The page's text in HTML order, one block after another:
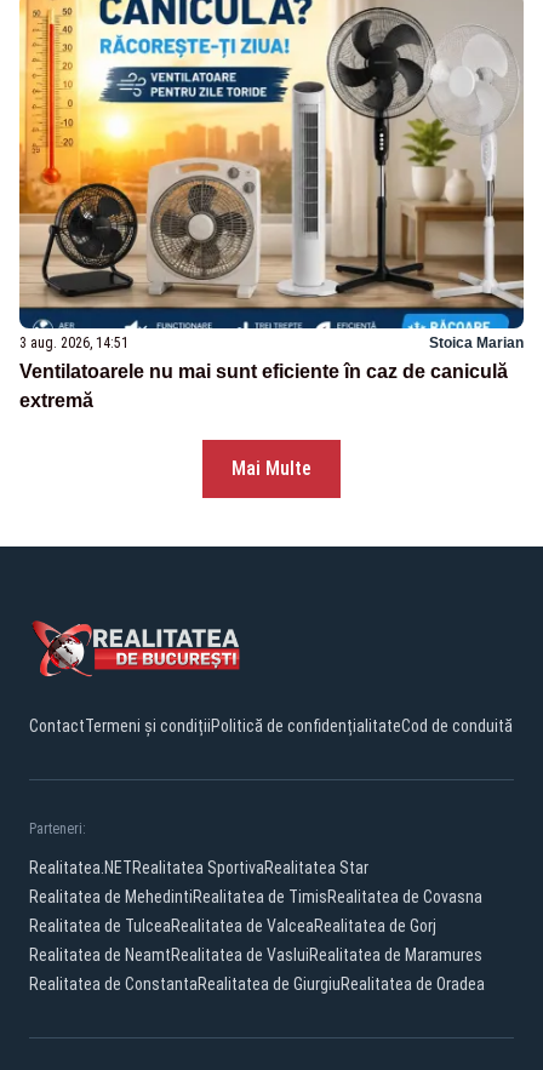
3 aug. 2026, 14:51 Stoica Marian
Ventilatoarele nu mai sunt eficiente în caz de caniculă
extremă
Mai Multe
ContactTermeni și condițiiPolitică de confidențialitateCod de conduită
Parteneri:
Realitatea.NETRealitatea SportivaRealitatea Star
Realitatea de MehedintiRealitatea de TimisRealitatea de Covasna
Realitatea de TulceaRealitatea de ValceaRealitatea de Gorj
Realitatea de NeamtRealitatea de VasluiRealitatea de Maramures
Realitatea de ConstantaRealitatea de GiurgiuRealitatea de Oradea